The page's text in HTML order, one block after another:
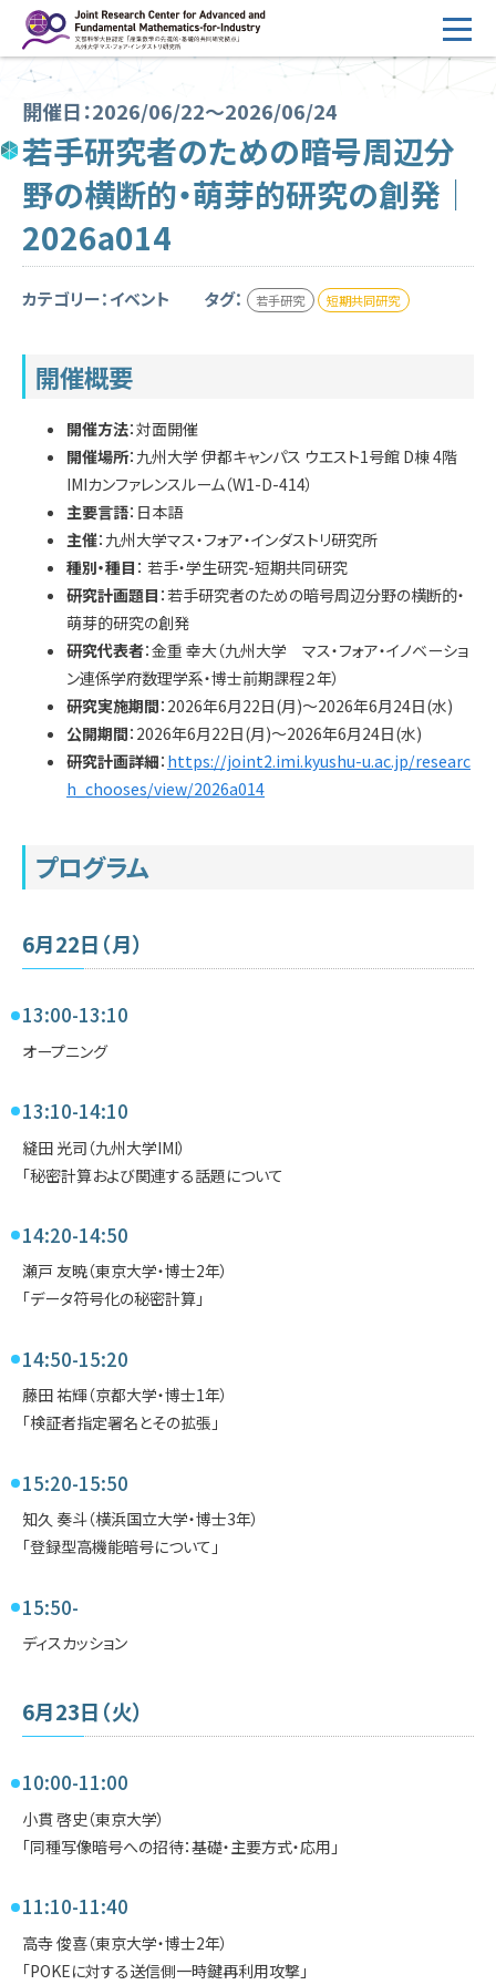
へ
HOME
2026年度 随時募集枠 公募
採択研究・報告書一覧
研究代表者専用 委員専用
学内専用
English
Q&A
アクセス・お問合せ
メルマガ
IMI本サイトへ
開催日：2026/06/22～2026/06/24
若手研究者のための暗号周辺分
野の横断的・萌芽的研究の創発｜
2026a014
カテゴリー：イベント タグ： 若手研究 短期共同研究
開催概要
開催方法：対面開催
開催場所：九州大学 伊都キャンパス ウエスト1号館 D棟 4階
IMIカンファレンスルーム（W1-D-414）
主要言語：日本語
主催：九州大学マス・フォア・インダストリ研究所
種別・種目 ： 若手・学生研究-短期共同研究
研究計画題目 ：若手研究者のための暗号周辺分野の横断的・
萌芽的研究の創発
研究代表者：金重 幸大（九州大学 マス・フォア・イノベーショ
ン連係学府数理学系・博士前期課程２年）
研究実施期間：2026年6月22日(月)〜2026年6月24日(水)
公開期間：2026年6月22日(月)〜2026年6月24日(水)
研究計画詳細： https://joint2.imi.kyushu-u.ac.jp/researc
h_chooses/view/2026a014
プログラム
6月22日（月）
13:00-13:10
オープニング
13:10-14:10
縫田 光司（九州大学IMI）
「秘密計算および関連する話題について
14:20-14:50
瀬戸 友暁（東京大学・博士2年）
「データ符号化の秘密計算」
14:50-15:20
藤田 祐輝（京都大学・博士1年）
「検証者指定署名とその拡張」
15:20-15:50
知久 奏斗（横浜国立大学・博士3年）
「登録型高機能暗号について」
15:50-
ディスカッション
6月23日（火）
10:00-11:00
小貫 啓史（東京大学）
「同種写像暗号への招待：基礎・主要方式・応用」
11:10-11:40
高寺 俊喜（東京大学・博士2年）
「POKEに対する送信側一時鍵再利用攻撃」